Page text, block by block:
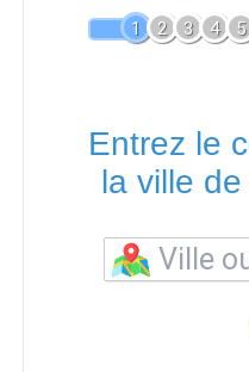
1 2 3 4 5
Entrez le
la ville